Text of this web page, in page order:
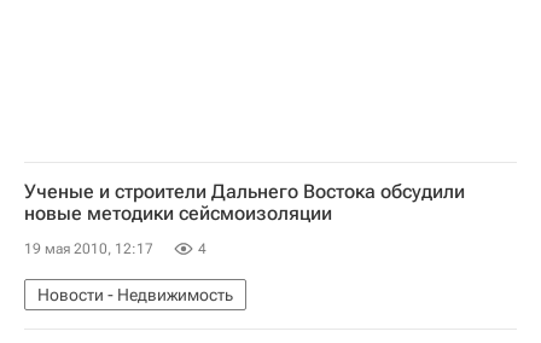
Ученые и строители Дальнего Востока обсудили
новые методики сейсмоизоляции
19 мая 2010, 12:17 4
Новости - Недвижимость